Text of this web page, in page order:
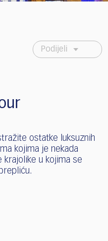
Podijeli
ostatke luksuznih
kojima je nekada
krajolike u kojima se